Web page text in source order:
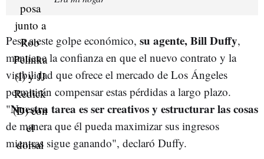
Pese a este golpe económico, su agente, Bill Duffy,
mantiene la confianza en que el nuevo contrato y la
visibilidad que ofrece el mercado de Los Ángeles
permitirán compensar estas pérdidas a largo plazo.
"Nuestra tarea es ser creativos y estructurar las cosas
de manera que él pueda maximizar sus ingresos
mientras sigue ganando", declaró Duffy.